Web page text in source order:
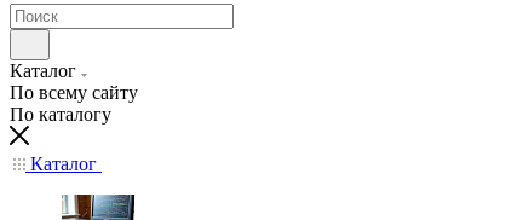
Каталог
По всему сайту
По каталогу
Каталог